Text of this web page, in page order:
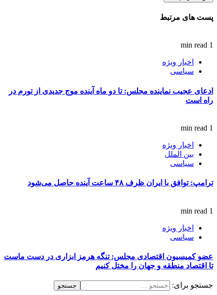
پست های مرتبط
1 min read
اخبار ویژه
سیاسی
ادعای عجیب نماینده مجلس: تا دو ماه آینده موج جدیدی از تورم در
راه است
1 min read
اخبار ویژه
بین الملل
سیاسی
ترامپ: توافق با ایران ظرف ۴۸ ساعت آینده حاصل می‌شود
1 min read
اخبار ویژه
سیاسی
عضو کمیسیون اقتصادی مجلس: تنگه هرمز ابزاری در دست ماست
تا اقتصاد منطقه و جهان را مختل کنیم
جستجو برای: